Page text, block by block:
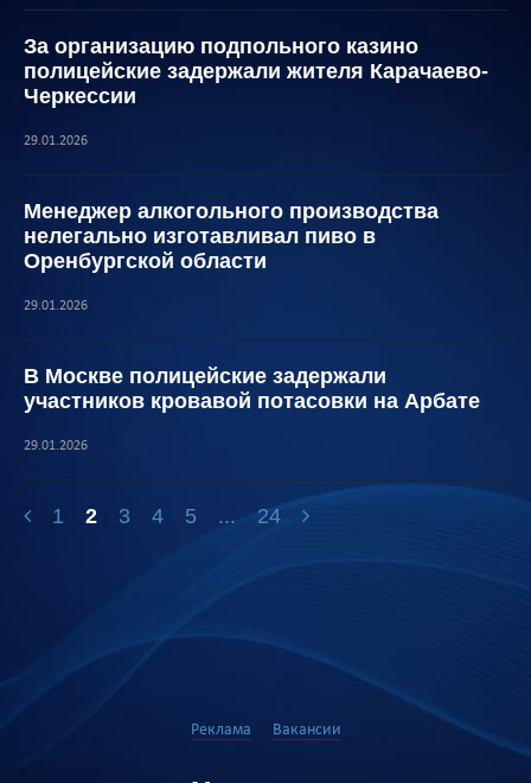
За организацию подпольного казино
полицейские задержали жителя Карачаево-
Черкессии
29.01.2026
Менеджер алкогольного производства
нелегально изготавливал пиво в
Оренбургской области
29.01.2026
В Москве полицейские задержали
участников кровавой потасовки на Арбате
29.01.2026
1 2 3 4 5 ... 24
Реклама Вакансии